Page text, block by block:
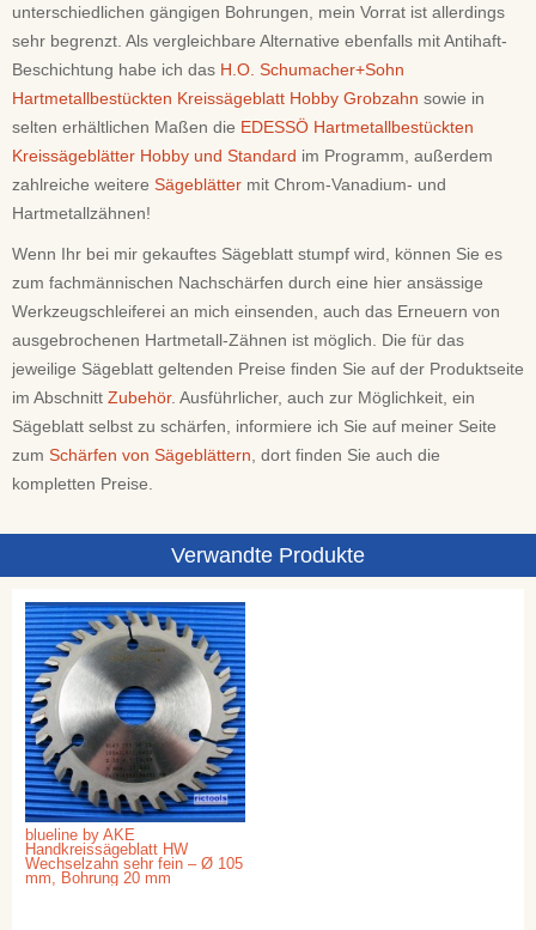
unterschiedlichen gängigen Bohrungen, mein Vorrat ist allerdings
sehr begrenzt. Als vergleichbare Alternative ebenfalls mit Antihaft-
Beschichtung habe ich das H.O. Schumacher+Sohn
Hartmetallbestückten Kreissägeblatt Hobby Grobzahn sowie in
selten erhältlichen Maßen die EDESSÖ Hartmetallbestückten
Kreissägeblätter Hobby und Standard im Programm, außerdem
zahlreiche weitere Sägeblätter mit Chrom-Vanadium- und
Hartmetallzähnen!
Wenn Ihr bei mir gekauftes Sägeblatt stumpf wird, können Sie es
zum fachmännischen Nachschärfen durch eine hier ansässige
Werkzeugschleiferei an mich einsenden, auch das Erneuern von
ausgebrochenen Hartmetall-Zähnen ist möglich. Die für das
jeweilige Sägeblatt geltenden Preise finden Sie auf der Produktseite
im Abschnitt Zubehör. Ausführlicher, auch zur Möglichkeit, ein
Sägeblatt selbst zu schärfen, informiere ich Sie auf meiner Seite
zum Schärfen von Sägeblättern , dort finden Sie auch die
kompletten Preise.
Verwandte Produkte
blueline by AKE
Handkreissägeblatt HW
Wechselzahn sehr fein – Ø 105
mm, Bohrung 20 mm